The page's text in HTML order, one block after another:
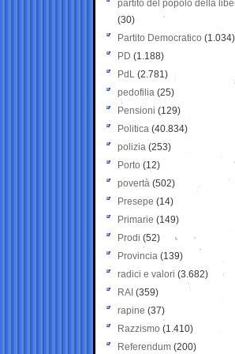
partito del popolo della
(30)
Partito Democratico (1.034)
PD (1.188)
PdL (2.781)
pedofilia (25)
Pensioni (129)
Politica (40.834)
polizia (253)
Porto (12)
povertà (502)
Presepe (14)
Primarie (149)
Prodi (52)
Provincia (139)
radici e valori (3.682)
RAI (359)
rapine (37)
Razzismo (1.410)
Referendum (200)